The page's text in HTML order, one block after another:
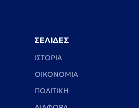
ΣΕΛΙΔΕΣ
ΙΣΤΟΡΙΑ
ΟΙΚΟΝΟΜΙΑ
ΠΟΛΙΤΙΚΗ